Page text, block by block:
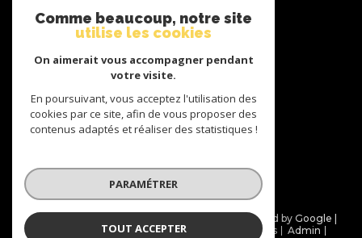
Nous
suivre
Nous
adhérons
© 2026 | Tous droits réservés | Traduction powered by Google |
Nos honoraires
Plan du site Mentions légales
Admin
Comme beaucoup, notre site
utilise les cookies
On aimerait vous accompagner pendant
votre visite.
En poursuivant, vous acceptez l'utilisation des
cookies par ce site, afin de vous proposer des
contenus adaptés et réaliser des statistiques !
PARAMÉTRER
TOUT ACCEPTER